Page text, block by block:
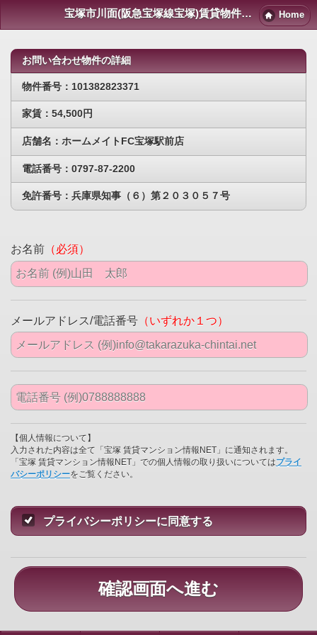
宝塚市川面(阪急宝塚線宝塚)賃貸物件｜宝塚賃貸マンション情報NET Home
お問い合わせ物件の詳細
物件番号：101382823371
家賃：54,500円
店舗名：ホームメイトFC宝塚駅前店
電話番号：0797-87-2200
免許番号：兵庫県知事（６）第２０３０５７号
お名前 （必須）
メールアドレス/電話番号 （いずれか１つ）
【個人情報について】
入力された内容は全て「宝塚 賃貸マンション情報NET」に通知されます。
「宝塚 賃貸マンション情報NET」での個人情報の取り扱いについてはプライ
バシーポリシーをご覧ください。
プライバシーポリシーに同意する
確認画面へ進む